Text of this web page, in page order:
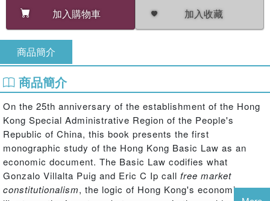
加入購物車 加入收藏
商品簡介
商品簡介
On the 25th anniversary of the establishment of the Hong
Kong Special Administrative Region of the People's
Republic of China, this book presents the first
monographic study of the Hong Kong Basic Law as an
economic document. The Basic Law codifies what
Gonzalo Villalta Puig and Eric C Ip call free market
constitutionalism, the logic of Hong Kong's economic